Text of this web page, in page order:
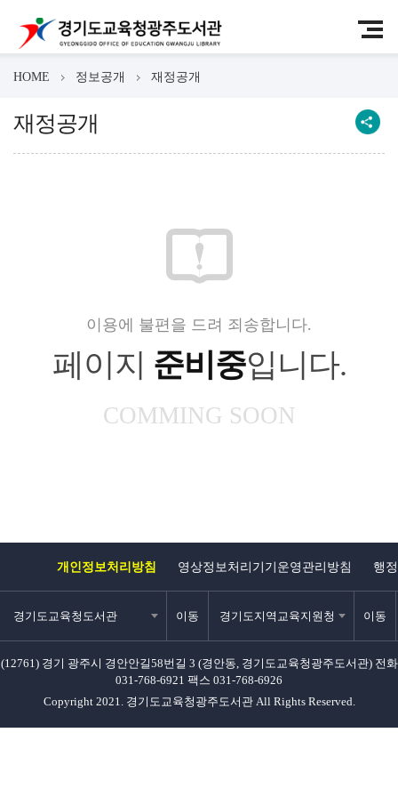
HOME 정보공개 재정공개
재정공개
이용에 불편을 드려 죄송합니다.
페이지 준비중입니다.
COMMING SOON
개인정보처리방침 영상정보처리기기운영관리방침 행
경기도교육청도서관 이동 경기도지역교육지원청 이동
(12761) 경기 광주시 경안안길58번길 3 (경안동, 경기도교육청광주도서관) 전화
031-768-6921 팩스 031-768-6926
Copyright 2021. 경기도교육청광주도서관 All Rights Reserved.